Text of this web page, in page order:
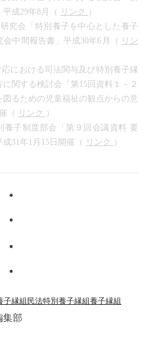
平成29年8月（
リンク
）
究会「特別養子を中心とした養子
中間報告書」平成30年6月（
リン
における司法関与及び特別養子縁
関する検討会「第15回資料１－２
るための児童福祉の観点からの意
（
リンク
）
養子制度部会「第９回会議資料 要
31年1月15日開催（
リンク ）
子縁組 民法特別養子縁組養子縁組